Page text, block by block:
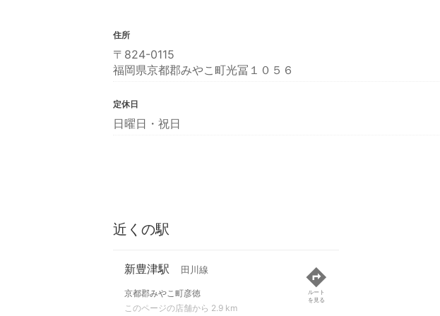
住所
〒824-0115
福岡県京都郡みやこ町光冨１０５６
定休日
日曜日・祝日
近くの駅
新豊津駅 田川線
京都郡みやこ町彦徳
このページの店舗から 2.9 km
ルート
を見る